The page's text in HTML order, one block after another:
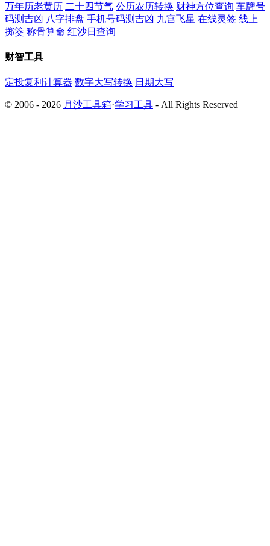
万年历老黄历 二十四节气 公历农历转换 财神方位查询 车牌号
码测吉凶 八字排盘 手机号码测吉凶 九宫飞星 在线灵签 线上
掷筊 称骨算命 红沙日查询
财智工具
定投复利计算器 数字大写转换 日期大写
© 2006 - 2026 月沙工具箱·学习工具 - All Rights Reserved